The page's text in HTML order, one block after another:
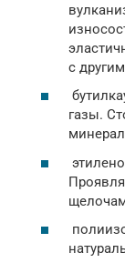
с
газы.